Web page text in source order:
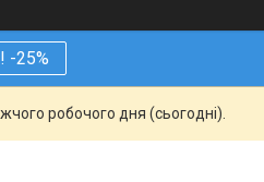
-25%
робочого дня (сьогодні).